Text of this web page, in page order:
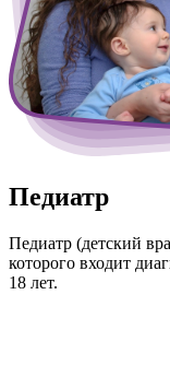
Педиатр
Педиатр (детский
которого входит
18 лет.